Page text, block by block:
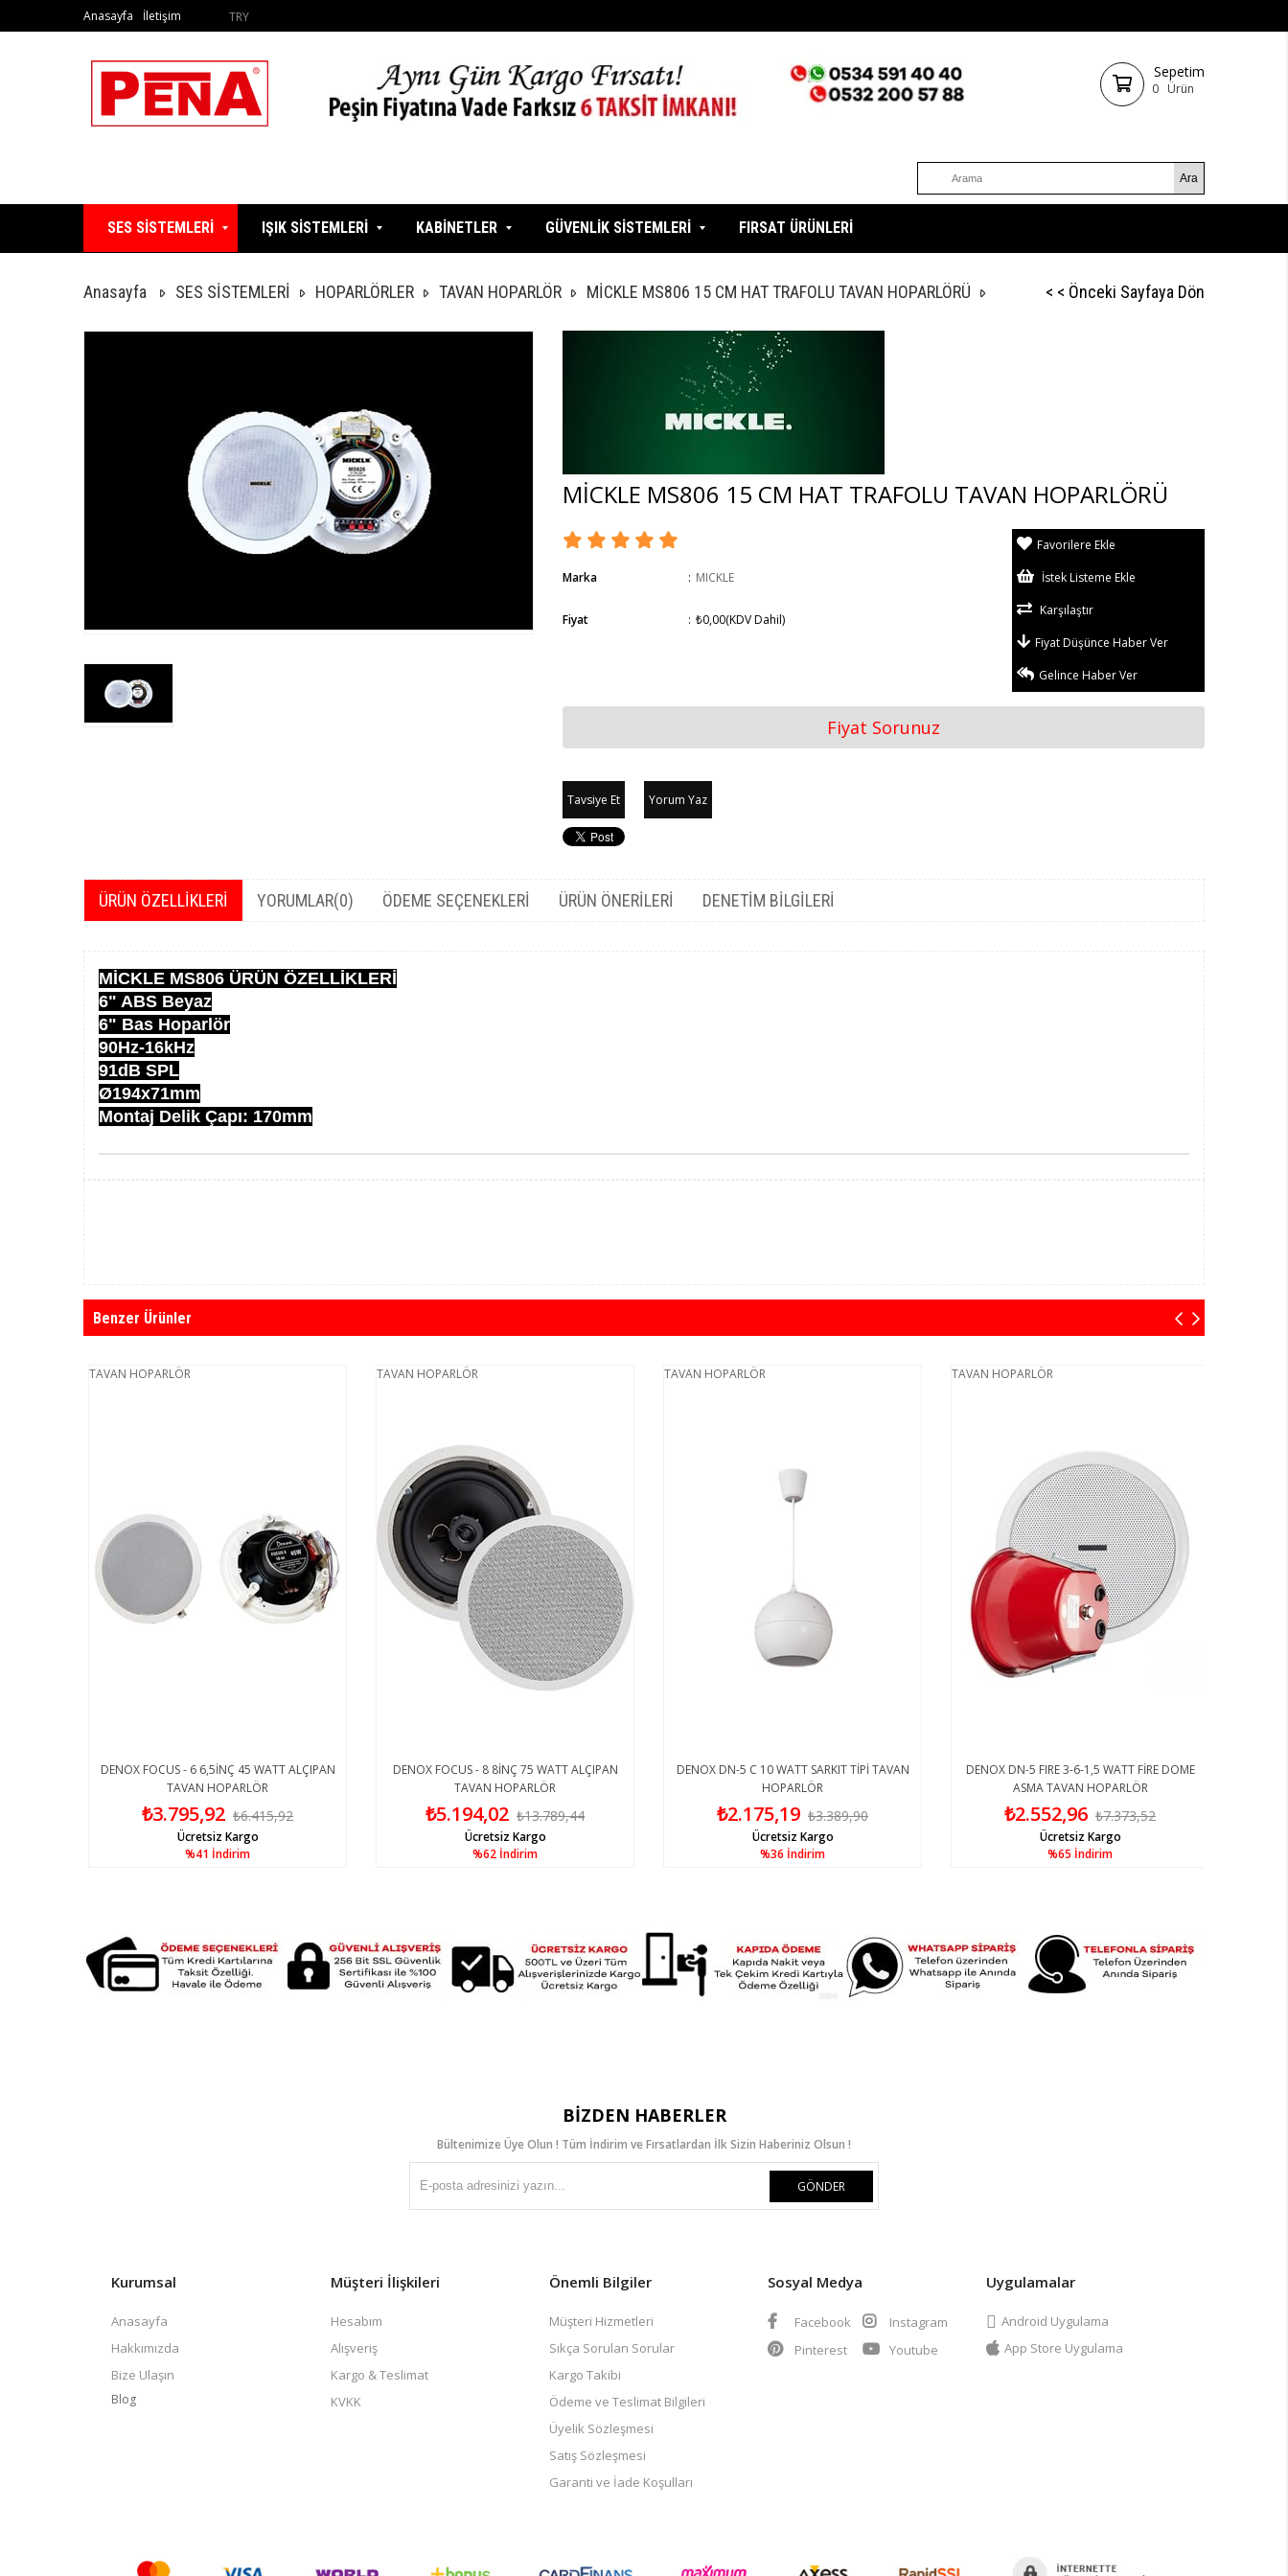
TRY
Anasayfa İletişim
Sepetim
0 Ürün
SES SİSTEMLERİ IŞIK SİSTEMLERİ KABİNETLER GÜVENLİK SİSTEMLERİ FIRSAT ÜRÜNLERİ
Anasayfa SES SİSTEMLERİ HOPARLÖRLER TAVAN HOPARLÖR MİCKLE MS806 15 CM HAT TRAFOLU TAVAN HOPARLÖRÜ < < Önceki Sayfaya Dön
MİCKLE MS806 15 CM HAT TRAFOLU TAVAN HOPARLÖRÜ
Marka : MICKLE
Fiyat : ₺0,00(KDV Dahil)
Favorilere Ekle
İstek Listeme Ekle
Karşılaştır
Fiyat Düşünce Haber Ver
Gelince Haber Ver
Fiyat Sorunuz
Tavsiye Et Yorum Yaz
ÜRÜN ÖZELLIKLERI YORUMLAR(0) ÖDEME SEÇENEKLERI ÜRÜN ÖNERILERI DENETIM BILGILERI
MİCKLE MS806 ÜRÜN ÖZELLİKLERİ
6" ABS Beyaz
6" Bas Hoparlör
90Hz-16kHz
91dB SPL
Ø194x71mm
Montaj Delik Çapı: 170mm
Benzer Ürünler
TAVAN HOPARLÖR
DENOX FOCUS - 6 6,5İNÇ 45 WATT ALÇIPAN
TAVAN HOPARLÖR
₺3.795,92 ₺6.415,92
%41İndirim
Ücretsiz Kargo
TAVAN HOPARLÖR
DENOX FOCUS - 8 8İNÇ 75 WATT ALÇIPAN
TAVAN HOPARLÖR
₺5.194,02 ₺13.789,44
%62İndirim
Ücretsiz Kargo
TAVAN HOPARLÖR
DENOX DN-5 C 10 WATT SARKIT TİPİ TAVAN
HOPARLÖR
₺2.175,19 ₺3.389,90
%36İndirim
Ücretsiz Kargo
TAVAN HOPARLÖR
DENOX DN-5 FIRE 3-6-1,5 WATT FİRE DOME
ASMA TAVAN HOPARLÖR
₺2.552,96 ₺7.373,52
%65İndirim
Ücretsiz Kargo
BIZDEN HABERLER
Bültenimize Üye Olun ! Tüm İndirim ve Fırsatlardan İlk Sizin Haberiniz Olsun !
GÖNDER
Kurumsal
Anasayfa
Hakkımızda
Bize Ulaşın
Blog
Müşteri İlişkileri
Hesabım
Alışveriş
Kargo & Teslimat
KVKK
Önemli Bilgiler
Müşteri Hizmetleri
Sıkça Sorulan Sorular
Kargo Takibi
Ödeme ve Teslimat Bilgileri
Üyelik Sözleşmesi
Satış Sözleşmesi
Garanti ve İade Koşulları
Sosyal Medya
Facebook
Instagram
Pinterest
Youtube
Uygulamalar
Android Uygulama
App Store Uygulama